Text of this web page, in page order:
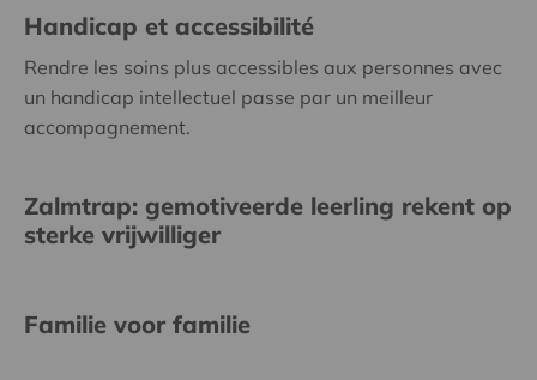
Handicap et accessibilité
Rendre les soins plus accessibles aux personnes avec
un handicap intellectuel passe par un meilleur
accompagnement.
Zalmtrap: gemotiveerde leerling rekent op
sterke vrijwilliger
Familie voor familie